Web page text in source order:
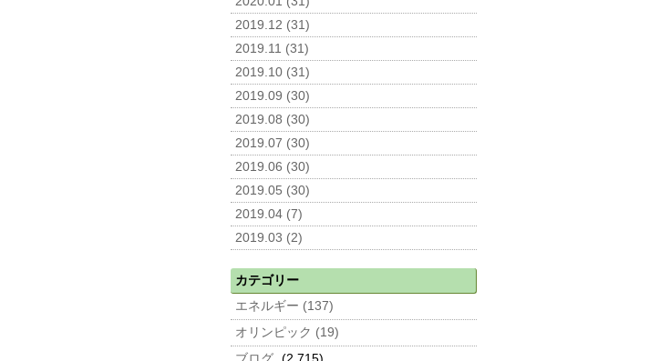
2019.12 (31)
2019.11 (31)
2019.10 (31)
2019.09 (30)
2019.08 (30)
2019.07 (30)
2019.06 (30)
2019.05 (30)
2019.04 (7)
2019.03 (2)
カテゴリー
エネルギー (137)
オリンピック (19)